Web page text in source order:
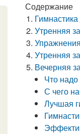
Содержание
Утренняя
Утренняя
Вечерняя
Что надо
С чего
Лучшая